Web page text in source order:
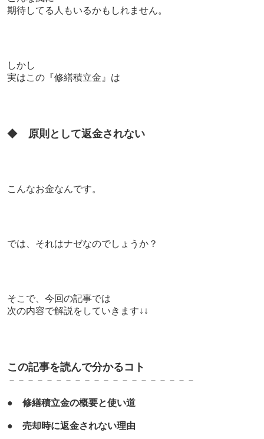
期待してる人もいるかもしれません。
しかし
実はこの『修繕積立金』は
◆ 原則として返金されない
こんなお金なんです。
では、それはナゼなのでしょうか？
そこで、今回の記事では
次の内容で解説をしていきます↓↓
この記事を読んで分かるコト
－－－－－－－－－－－－－－－－－－－－
● 修繕積立金の概要と使い道
● 売却時に返金されない理由